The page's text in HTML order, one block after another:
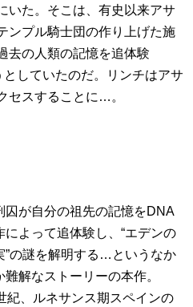
いた。そこは、有史以来アサ
ンプル騎士団の作り上げた施
去の人類の記憶を追体験
としていたのだ。リンチはアサ
セスすることに…。
囚が自分の祖先の記憶をDNA
によって追体験し、“エデンの
”の謎を解明する…というなか
難解なストーリーの本作。
紀、ルネサンス期スペインの